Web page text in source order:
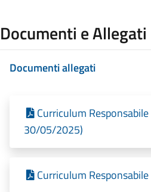
Documenti e Allegati
Documenti allegati
Curriculum
30/05/2025)
Curriculum